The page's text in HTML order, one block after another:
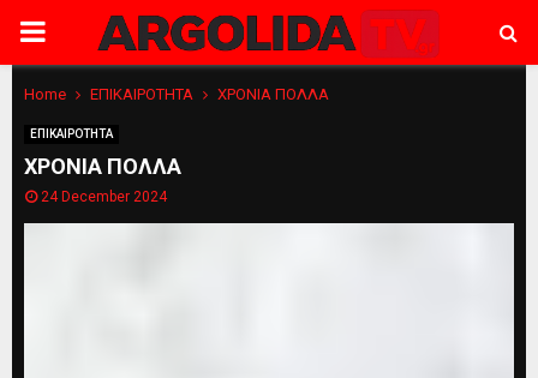
PRIMARY
MENU
Home ΕΠΙΚΑΙΡΟΤΗΤΑ ΧΡΟΝΙΑ ΠΟΛΛΑ
ΕΠΙΚΑΙΡΟΤΗΤΑ
ΧΡΟΝΙΑ ΠΟΛΛΑ
24 December 2024